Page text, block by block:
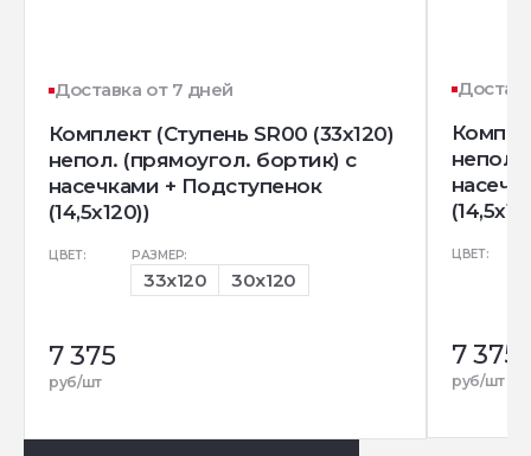
Доставка от 7 дней
Комплект (Ступень SR00 (33x120)
непол. (прямоугол. бортик) с
насечками + Подступенок
(14,5x120))
ЦВЕТ: РАЗМЕР:
33x120 30x120
7 375
руб/шт
непол.
ЦВЕТ:
7 375
руб/шт